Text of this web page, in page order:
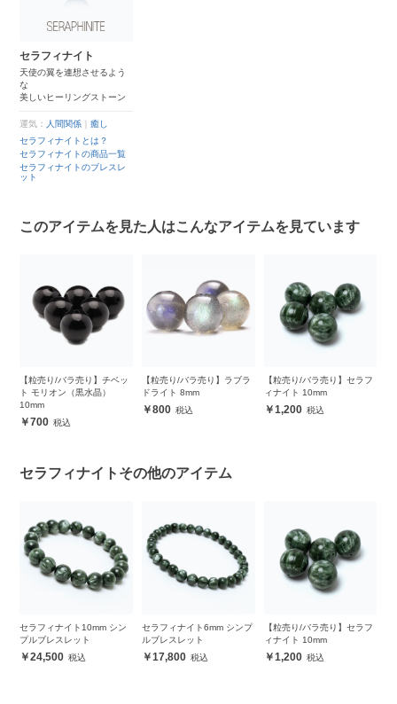
セラフィナイト
天使の翼を連想させるよう
な
美しいヒーリングストーン
運気： 人間関係 ｜癒し
セラフィナイトとは？
セラフィナイトの商品一覧
セラフィナイトのブレスレ
ット
このアイテムを見た人はこんなアイテムを見ています
【粒売り/バラ売り】チベッ
ト モリオン（黒水晶）
10mm
700
【粒売り/バラ売り】ラブラ
ドライト 8mm
800
【粒売り/バラ売り】セラフ
ィナイト 10mm
1,200
セラフィナイトその他のアイテム
セラフィナイト10mm シン
プルブレスレット
24,500
セラフィナイト6mm シンプ
ルブレスレット
17,800
【粒売り/バラ売り】セラフ
ィナイト 10mm
1,200